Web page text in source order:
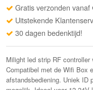
Gratis verzonden vanaf
Uitstekende
30 dagen bedenktijd!
Milight led strip RF
Compatibel met de Wifi Box
afstandsbediening. Uniek ID